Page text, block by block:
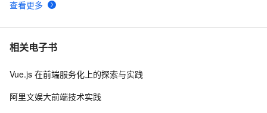
查看更多
相关电子书
Vue.js 在前端服务化上的探索与实践
阿里文娱大前端技术实践